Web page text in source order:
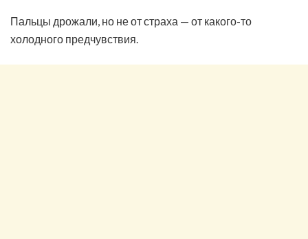
Пальцы дрожали, но не от страха — от какого-то
холодного предчувствия.